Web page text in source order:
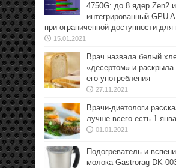
4750G: до 8 ядер Zen2 и
интегрированный GPU
при ограниченной доступности для
15.01.2021
Врач назвала белый
«десертом» и раскрыла
его употребления
27.11.2021
Врачи-диетологи
лучше всего есть 1
01.01.2021
Подогреватель и
молока Gastrorag DK-